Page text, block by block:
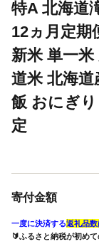
特A 北海道
12ヵ月定期
新米 単一
道米 北海
飯 おにぎ
定
寄付金額
一度に決済する返礼品
🔰ふるさと納税が初め